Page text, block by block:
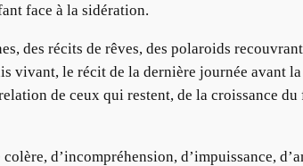
face à la sidération.
des récits de rêves, des polaroids
vivant, le récit de la dernière journée avant
de ceux qui restent, de la croissance du
d’incompréhension, d’impuissance,